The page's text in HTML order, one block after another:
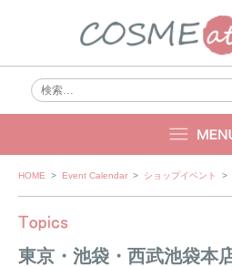
Skip
HOME > Event Calendar > ショップイベント >
東京・池袋・西武池袋本